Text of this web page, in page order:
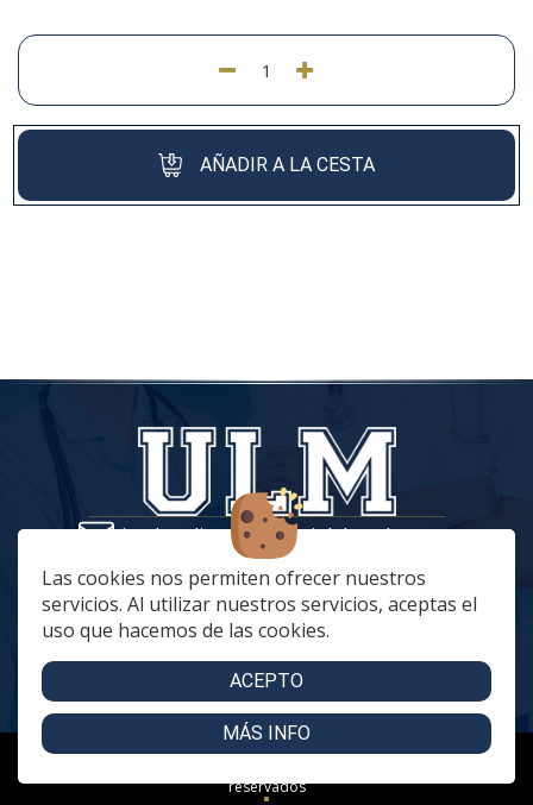
Las cookies nos permiten ofrecer nuestros
servicios. Al utilizar nuestros servicios, aceptas el
uso que hacemos de las cookies.
ACEPTO
MÁS INFO
AÑADIR A LA CESTA
tiendaonline@vestuariolaboralmc.com
928 67 70 47
lunes a Jueves: 8:00 a 16:00 | viernes: 8:00 a 15:00
C. Betania, 57, 35018 Las Palmas de Gran Canaria
C. Archivero Joaquín Blanco Montesdeoca, 20
reservados